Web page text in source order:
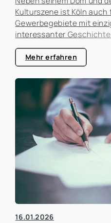
Kulturszene ist Köln
Gewerbegebiete mit
interessanter
Mehr erfahren
16.01.2026